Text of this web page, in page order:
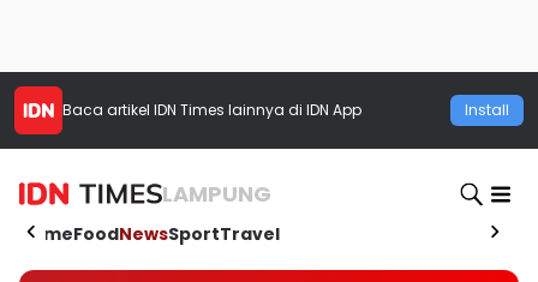
Baca artikel IDN Times lainnya di IDN App Install
LAMPUNG
HomeFoodNewsSportTravel